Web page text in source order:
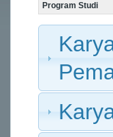
Program Studi